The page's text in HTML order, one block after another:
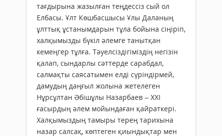
тағдырына жазылған теңдессіз сый ол
Елбасы. Ұлт Көшбасшысы Ұлы Даланың
ұлттық ұстанымдарын тұла бойына сіңіріп,
халқымызды бүкіл әлемге танытқан
кемеңгер тұлға. Тәуелсіздігіміздің негізін
қалап, сындарлы сәттерде сарабдал,
салмақты сая­­сатымен елді сүріндірмей,
дамудың даңғыл жолына жетелеген
Нұрсұлтан Әбішұлы Назарбаев – ХХІ
ғасырдың әлем мойындаған қайраткері.
Халқымыздың тамыры терең тарихына
назар салсақ, көптеген қиындықтар мен